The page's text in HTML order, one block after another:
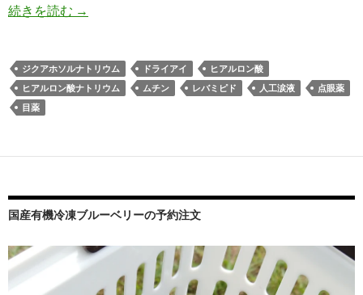
続きを読む ドライアイの目薬（点眼薬）に新しい成分（人
→
ジクアホソルナトリウム ドライアイ
ヒアルロン酸
ヒアルロン酸ナトリウム
ムチン レバミピド 人工涙液
点眼薬
目薬
国産有機冷凍ブルーベリーの予約注文